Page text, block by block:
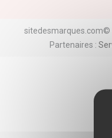
sitedesmarques.com©
Partenaires :